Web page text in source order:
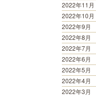
2022年11月
2022年10月
2022年9月
2022年8月
2022年7月
2022年6月
2022年5月
2022年4月
2022年3月